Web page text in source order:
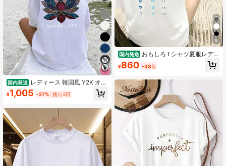
国内発送 レディース 韓国風 Y2K オー
バーサイズ Tシャツ 背面「JUST BR
EATHE」プリント ロータスと幾何学
ンドネックトップス 100%通気性シ
ャツ カジュアルウェア・瞑想するに
最适 男女兼
¥1,005 -27% 残り3日
6
国内発送 おもしろ t シャツ夏服レディ
ース ファッション t シャツ 半袖オ
フィスカジュアル 200 グラム綿パン
ントゆったり y2k レディース トップ
ス
¥860 -38%